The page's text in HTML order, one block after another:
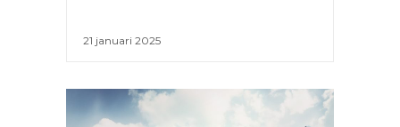
21 januari 2025